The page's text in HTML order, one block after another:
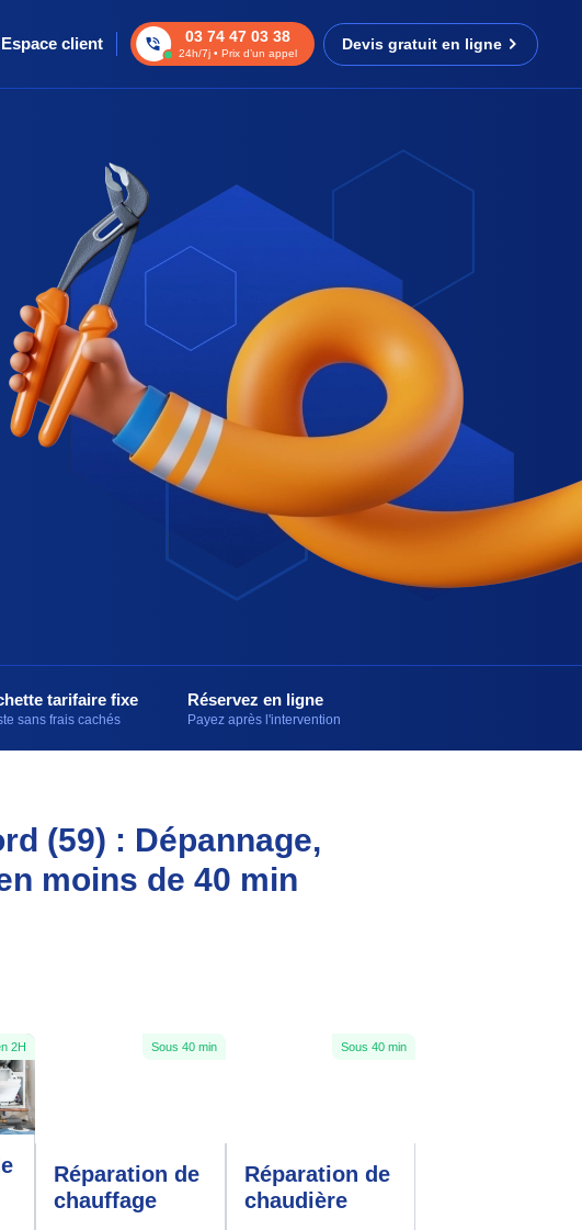
Espace client 03 74 47 03 38
24h/7j • Prix d’un appel
Devis gratuit en ligne
tarifaire fixe
sans frais cachés
Réservez en ligne
Payez après l'intervention
(59) : Dépannage,
moins de 40 min
2H Sous 40 min
Réparation de
chauffage
Sous 40 min
Réparation de
chaudière